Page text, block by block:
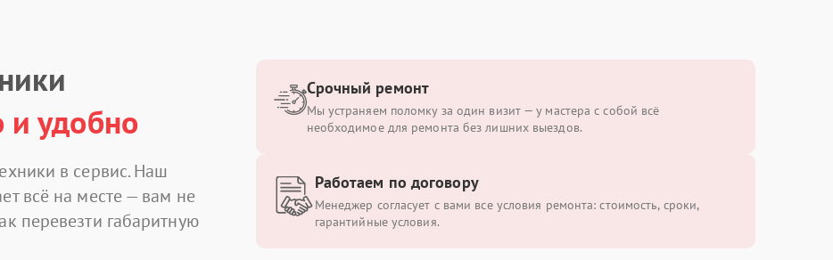
удобно
в сервис. Наш
всё на месте — вам не
перевезти габаритную
Срочный ремонт
Мы устраняем поломку за один визит — у мастера с собой всё
необходимое для ремонта без лишних выездов.
Работаем по договору
Менеджер согласует с вами все условия ремонта: стоимость, сроки,
гарантийные условия.